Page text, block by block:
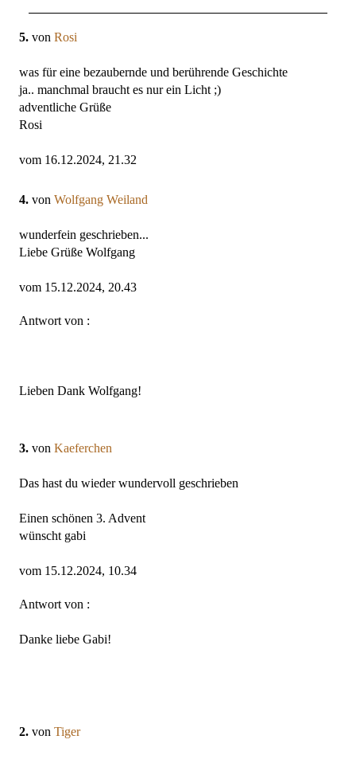
5. von Rosi
was für eine bezaubernde und berührende Geschichte
ja.. manchmal braucht es nur ein Licht ;)
adventliche Grüße
Rosi
vom 16.12.2024, 21.32
4. von Wolfgang Weiland
wunderfein geschrieben...
Liebe Grüße Wolfgang
vom 15.12.2024, 20.43
Antwort von :
Lieben Dank Wolfgang!
3. von Kaeferchen
Das hast du wieder wundervoll geschrieben
Einen schönen 3. Advent
wünscht gabi
vom 15.12.2024, 10.34
Antwort von :
Danke liebe Gabi!
2. von Tiger